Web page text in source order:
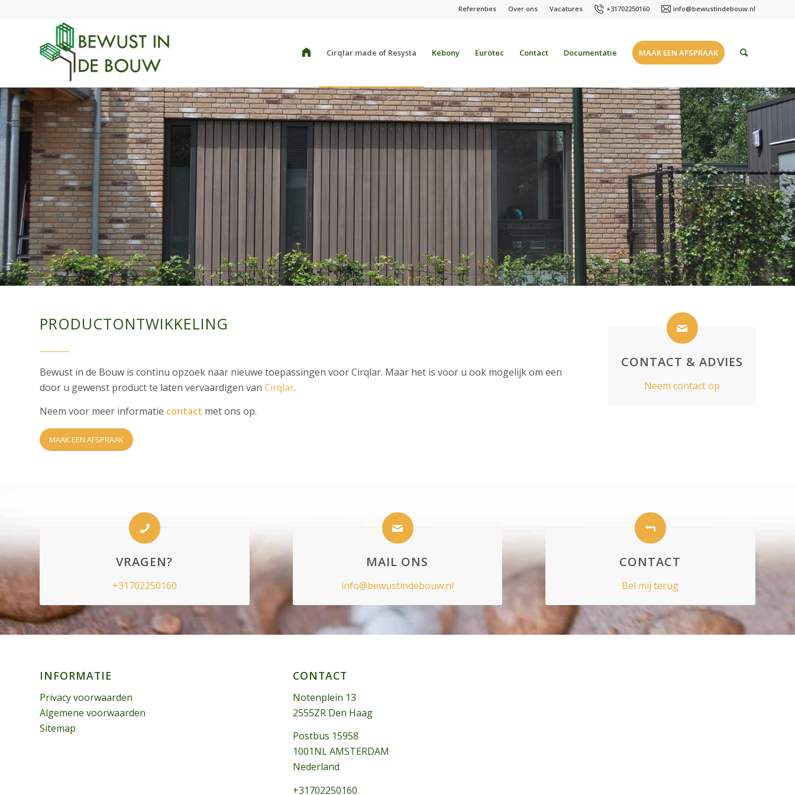
Referenties Over ons Vacatures +31702250160 info@bewustindebouw.nl
HomeCirqlar made of Resysta Kebony Eurotec Contact Documentatie MAAK EEN AFSPRAAK
PRODUCTONTWIKKELING
Bewust in de Bouw is continu opzoek naar nieuwe toepassingen voor Cirqlar. Maar het is voor u ook mogelijk om een
door u gewenst product te laten vervaardigen van Cirqlar.
Neem voor meer informatie contact met ons op.
MAAK EEN AFSPRAAK
CONTACT & ADVIES
Neem contact op
VRAGEN?
+31702250160
MAIL ONS
info@bewustindebouw.nl
CONTACT
Bel mij terug
INFORMATIE
Privacy voorwaarden
Algemene voorwaarden
Sitemap
CONTACT
Notenplein 13
2555ZR Den Haag
Postbus 15958
1001NL AMSTERDAM
Nederland
+31702250160